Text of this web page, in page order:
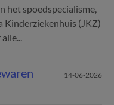
het spoedspecialisme,
Kinderziekenhuis (JKZ)
14-06-2026